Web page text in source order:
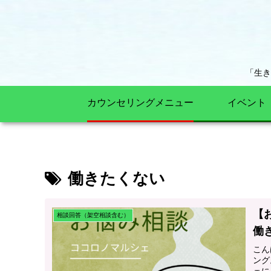
「生
カウンセリングメニュー イベント
働きたくない
相談回答（架空相談含む）
働
こ
ン